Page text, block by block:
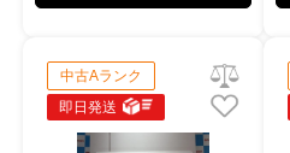
中古Aランク
即日発送